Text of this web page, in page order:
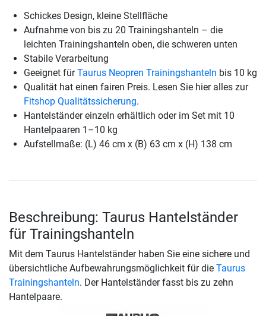
Schickes Design, kleine Stellfläche
Aufnahme von bis zu 20 Trainingshanteln – die
leichten Trainingshanteln oben, die schweren unten
Stabile Verarbeitung
Geeignet fürTaurus Neopren Trainingshanteln bis 10 kg
Qualität hat einen fairen Preis. Lesen Sie hier alles zur
Fitshop Qualitätssicherung.
Hantelständer einzeln erhältlich oder im Set mit 10
Hantelpaaren 1–10 kg
Aufstellmaße: (L) 46 cm x (B) 63 cm x (H) 138 cm
Beschreibung: Taurus Hantelständer
für Trainingshanteln
Mit dem Taurus Hantelständer haben Sie eine sichere und
übersichtliche Aufbewahrungsmöglichkeit für die Taurus
Trainingshanteln. Der Hantelständer fasst bis zu zehn
Hantelpaare.